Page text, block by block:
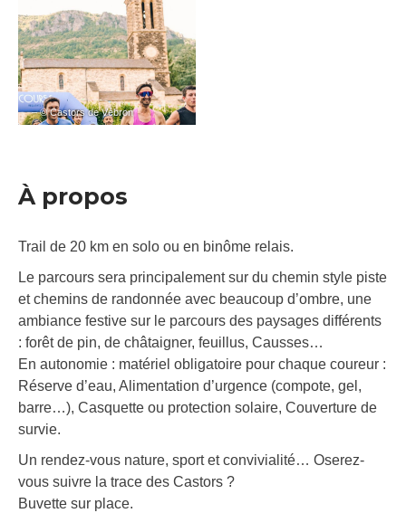
– © Castors de Vébron
À propos
Trail de 20 km en solo ou en binôme relais.
Le parcours sera principalement sur du chemin style piste
et chemins de randonnée avec beaucoup d’ombre, une
ambiance festive sur le parcours des paysages différents
: forêt de pin, de châtaigner, feuillus, Causses…
En autonomie : matériel obligatoire pour chaque coureur :
Réserve d’eau, Alimentation d’urgence (compote, gel,
barre…), Casquette ou protection solaire, Couverture de
survie.
Un rendez-vous nature, sport et convivialité… Oserez-
vous suivre la trace des Castors ?
Buvette sur place.